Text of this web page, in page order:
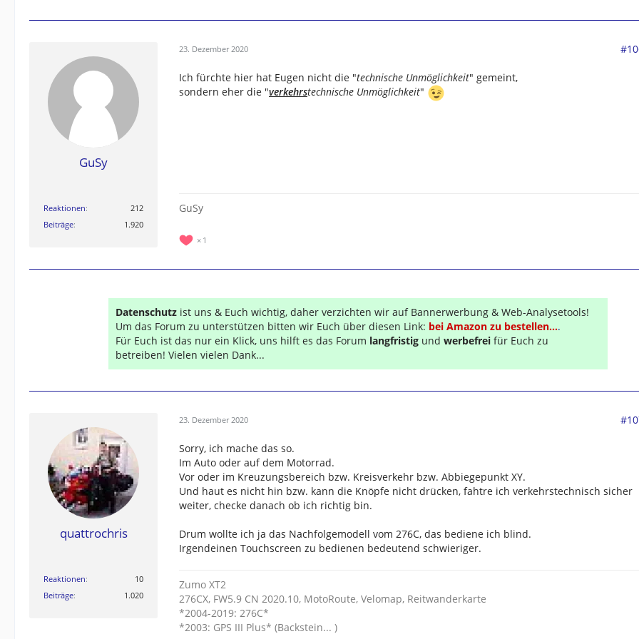
GuSy
Reaktionen
212
Beiträge
1.920
23. Dezember 2020
Ich fürchte hier hat Eugen nicht die "technische Unmöglichkeit" gemeint,
sondern eher die "verkehrstechnische Unmöglichkeit"
GuSy
1
Datenschutz ist uns & Euch wichtig, daher verzichten wir auf Bannerwerbung & Web-Analysetools!
Um das Forum zu unterstützen bitten wir Euch über diesen Link: bei Amazon zu bestellen....
Für Euch ist das nur ein Klick, uns hilft es das Forum langfristig und werbefrei für Euch zu
betreiben! Vielen vielen Dank...
quattrochris
Reaktionen
10
Beiträge
1.020
23. Dezember 2020
Sorry, ich mache das so.
Im Auto oder auf dem Motorrad.
Vor oder im Kreuzungsbereich bzw. Kreisverkehr bzw. Abbiegepunkt XY.
Und haut es nicht hin bzw. kann die Knöpfe nicht drücken, fahtre ich verkehrstechnisch sicher
weiter, checke danach ob ich richtig bin.
Drum wollte ich ja das Nachfolgemodell vom 276C, das bediene ich blind.
Irgendeinen Touchscreen zu bedienen bedeutend schwieriger.
Zumo XT2
276CX, FW5.9 CN 2020.10, MotoRoute, Velomap, Reitwanderkarte
*2004-2019: 276C*
*2003: GPS III Plus* (Backstein... )